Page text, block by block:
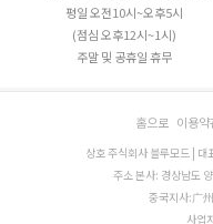
평일 오전10시~오후5시
(점심 오후12시~1시)
주말 및 공휴일 휴무
홈으로 이용약
상호 주식회사 블루모드 |
주소 본사: 경상남도
중국지사:广
사업